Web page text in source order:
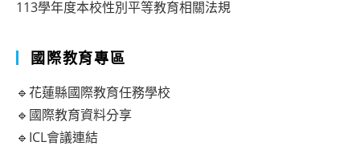
113學年度本校性別平等教育相關法規
國際教育專區
🔹花蓮縣國際教育任務學校
🔹國際教育資料分享
🔹ICL會議連結